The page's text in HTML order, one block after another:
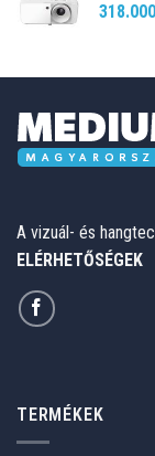
318.000
A vizuál- és
ELÉRHETŐSÉGEK
TERMÉKEK